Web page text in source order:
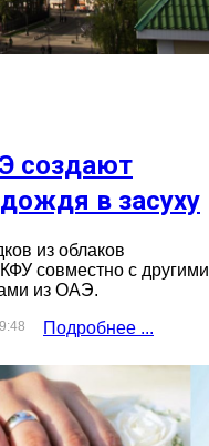
создают
в засуху
из облаков
совместно с другими
из ОАЭ.
Подробнее ...